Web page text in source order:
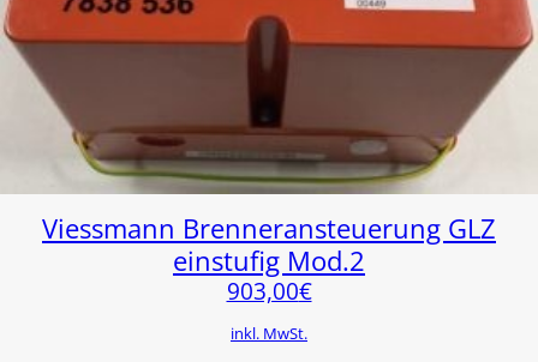
Viessmann Brenneransteuerung GLZ
einstufig Mod.2
903,00€
inkl. MwSt.